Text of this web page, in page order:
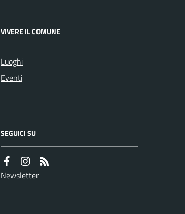
VIVERE IL COMUNE
Luoghi
Eventi
SEGUICI SU
Newsletter